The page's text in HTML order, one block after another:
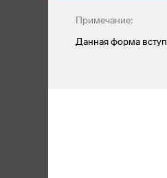
Примечание:
Данная форма